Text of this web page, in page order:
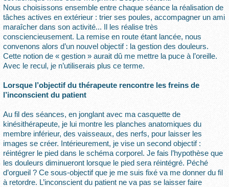
Nous choisissons ensemble entre chaque séance la réalisation de
tâches actives en extérieur : trier ses poules, accompagner un ami
maraîcher dans son activité... Il les réalise très
consciencieusement. La remise en route étant lancée, nous
convenons alors d’un nouvel objectif : la gestion des douleurs.
Cette notion de « gestion » aurait dû me mettre la puce à l’oreille.
Avec le recul, je n’utiliserais plus ce terme.
Lorsque l’objectif du thérapeute rencontre les freins de
l’inconscient du patient
Au fil des séances, en jonglant avec ma casquette de
kinésithérapeute, je lui montre les planches anatomiques du
membre inférieur, des vaisseaux, des nerfs, pour laisser les
images se créer. Intérieurement, je vise un second objectif :
réintégrer le pied dans le schéma corporel. Je fais l’hypothèse que
les douleurs diminueront lorsque le pied sera réintégré. Péché
d’orgueil ? Ce sous-objectif que je me suis fixé va me donner du fil
à retordre. L’inconscient du patient ne va pas se laisser faire